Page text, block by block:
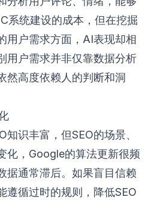
系统建设的成本，但在挖掘
用户需求方面，AI表现却相
用户需求并非仅靠数据分析
然高度依赖人的判断和洞
知识丰富，但SEO的场景、
化，Google的算法更新很频
据通常滞后。如果盲目信赖
遵循过时的规则，降低SEO